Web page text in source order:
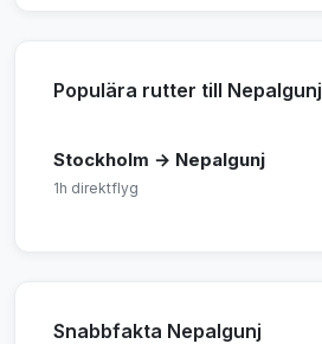
Populära rutter till Nepalgunj
Stockholm → Nepalgunj
1h direktflyg
Snabbfakta Nepalgunj